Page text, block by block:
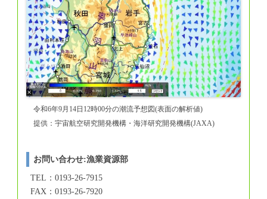
令和6年9月14日12時00分の潮流予想図(表面の解析値)
提供：宇宙航空研究開発機構・海洋研究開発機構(JAXA)
お問い合わせ:漁業資源部
TEL：0193-26-7915
FAX：0193-26-7920